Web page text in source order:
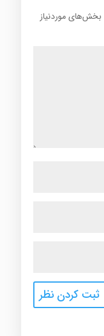
بخش‌های موردنیاز